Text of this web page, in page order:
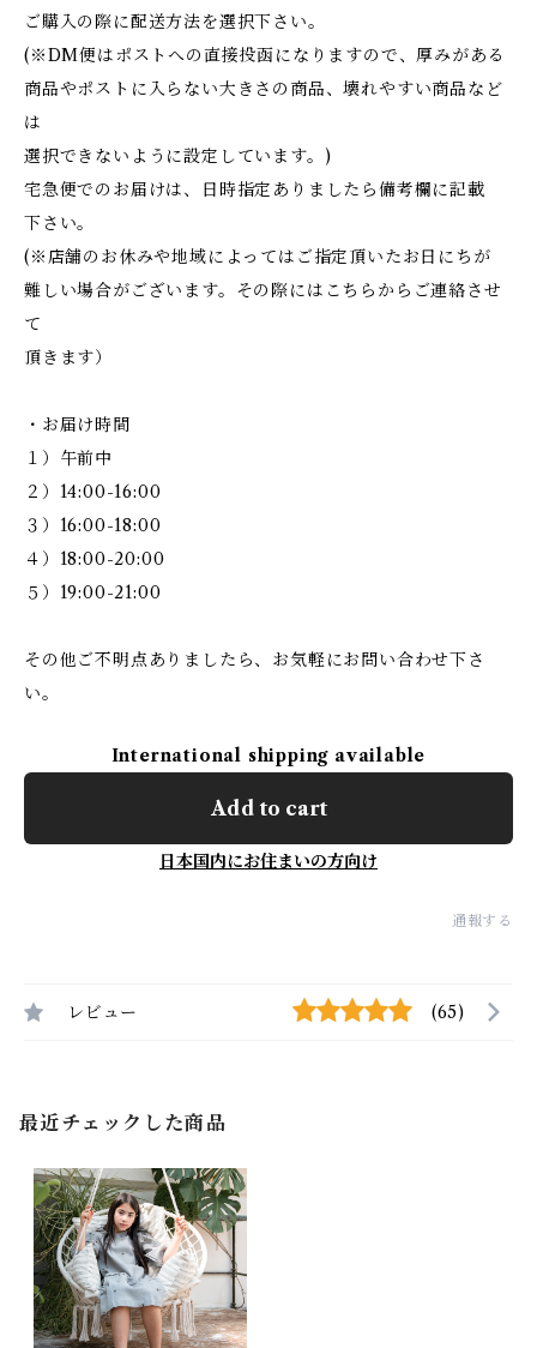
ご購入の際に配送方法を選択下さい。
(※DM便はポストへの直接投函になりますので、厚みがある
商品やポストに入らない大きさの商品、壊れやすい商品など
は
選択できないように設定しています。)
宅急便でのお届けは、日時指定ありましたら備考欄に記載
下さい。
(※店舗のお休みや地域によってはご指定頂いたお日にちが
難しい場合がございます。その際にはこちらからご連絡させ
て
頂きます）
・お届け時間
１）午前中
２）14:00-16:00
３）16:00-18:00
４）18:00-20:00
５）19:00-21:00
その他ご不明点ありましたら、お気軽にお問い合わせ下さ
い。
International shipping available
Add to cart
日本国内にお住まいの方向け
通報する
レビュー (65)
最近チェックした商品